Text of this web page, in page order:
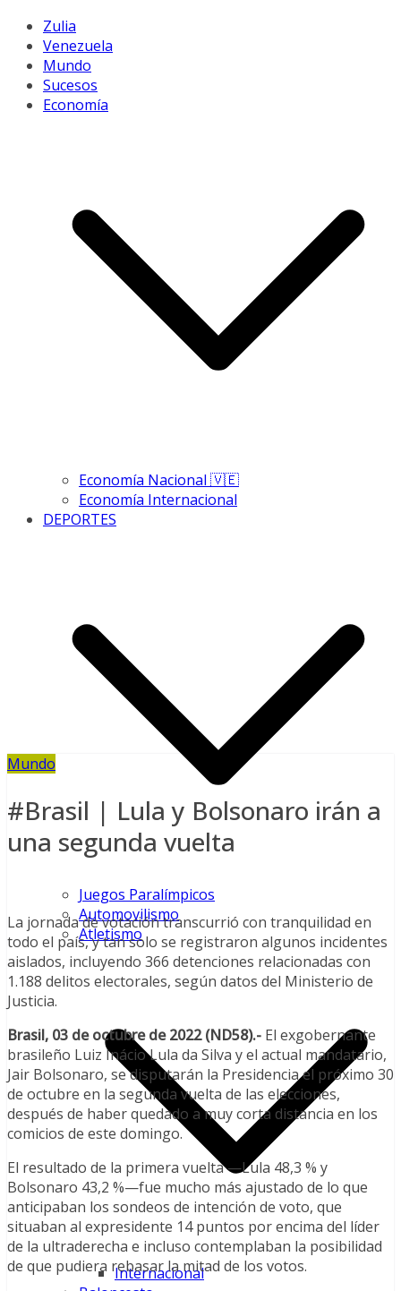
Zulia
Venezuela
Mundo
Sucesos
Economía
Economía Nacional 🇻🇪
Economía Internacional
DEPORTES
Juegos Paralímpicos
Automovilismo
Atletismo
Internacional
Mundo
#Brasil | Lula y Bolsonaro irán a
una segunda vuelta
La jornada de votación transcurrió con tranquilidad en
todo el país, y tan solo se registraron algunos incidentes
aislados, incluyendo 366 detenciones relacionadas con
1.188 delitos electorales, según datos del Ministerio de
Justicia.
Brasil, 03 de octubre de 2022 (ND58).- El exgobernante
brasileño Luiz Inácio Lula da Silva y el actual mandatario,
Jair Bolsonaro, se disputarán la Presidencia el próximo 30
de octubre en la segunda vuelta de las elecciones,
después de haber quedado a muy corta distancia en los
comicios de este domingo.
El resultado de la primera vuelta —Lula 48,3 % y
Bolsonaro 43,2 %—fue mucho más ajustado de lo que
anticipaban los sondeos de intención de voto, que
situaban al expresidente 14 puntos por encima del líder
de la ultraderecha e incluso contemplaban la posibilidad
de que pudiera rebasar la mitad de los votos.